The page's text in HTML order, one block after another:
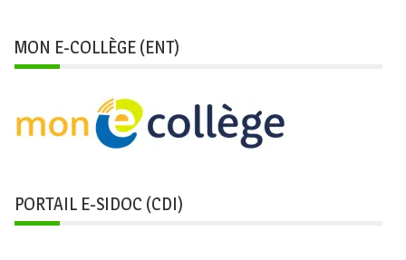
MON E-COLLÈGE (ENT)
PORTAIL E-SIDOC (CDI)